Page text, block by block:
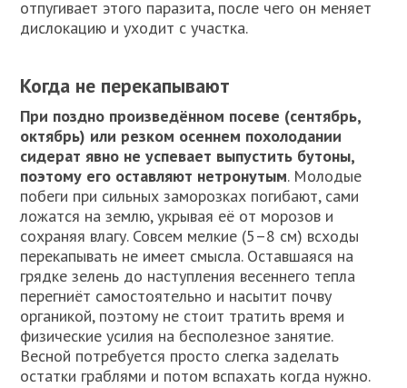
отпугивает этого паразита, после чего он меняет
дислокацию и уходит с участка.
Когда не перекапывают
При поздно произведённом посеве (сентябрь,
октябрь) или резком осеннем похолодании
сидерат явно не успевает выпустить бутоны,
поэтому его оставляют нетронутым. Молодые
побеги при сильных заморозках погибают, сами
ложатся на землю, укрывая её от морозов и
сохраняя влагу. Совсем мелкие (5–8 см) всходы
перекапывать не имеет смысла. Оставшаяся на
грядке зелень до наступления весеннего тепла
перегниёт самостоятельно и насытит почву
органикой, поэтому не стоит тратить время и
физические усилия на бесполезное занятие.
Весной потребуется просто слегка заделать
остатки граблями и потом вспахать когда нужно.